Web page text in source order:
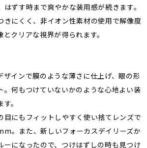
ずす時まで爽やかな装用感が続きます。
きにくく、非イオン性素材の使用で解像度
クリアな視界が得られます。
ザインで膜のような薄さに仕上げ、眼の形
。何もつけていないかのような心地よい装
。
目にもフィットしやすく使い捨てレンズで
。また、新しいフォーカスデイリーズか
ーになったので、つけはずしの時も見つけ